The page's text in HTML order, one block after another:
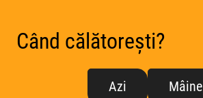
Când călătorești?
Azi Mâine